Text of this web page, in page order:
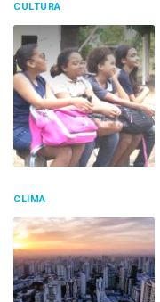
CULTURA
CLIMA